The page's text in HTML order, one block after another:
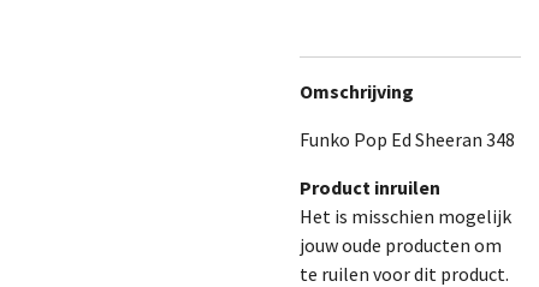
Omschrijving
Funko Pop Ed Sheeran 348
Product inruilen
Het is misschien mogelijk
jouw oude producten om
te ruilen voor dit product.